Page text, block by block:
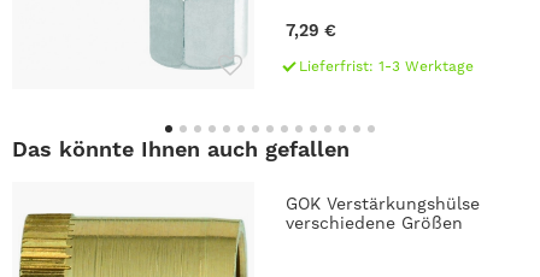
7,29 €
Lieferfrist: 1-3 Werktage
Das könnte Ihnen auch gefallen
GOK Verstärkungshülse
verschiedene Größen